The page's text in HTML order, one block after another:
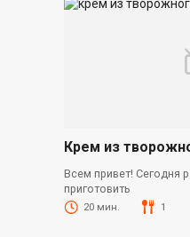
Крем из
Всем привет! Сегодня
приготовить
20 мин. 1